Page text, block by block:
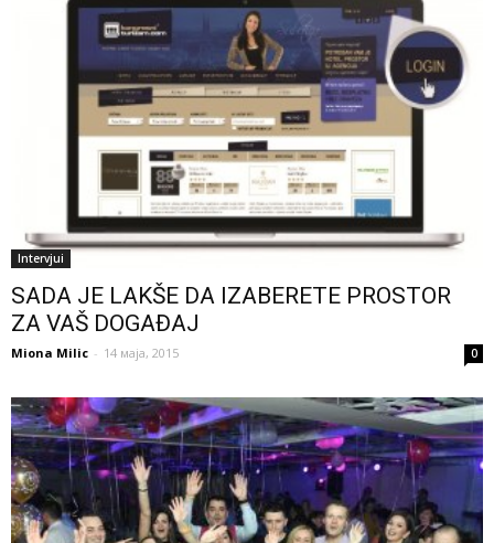
Intervjui
SADA JE LAKŠE DA IZABERETE PROSTOR
ZA VAŠ DOGAĐAJ
Miona Milic - 14 маја, 2015 0